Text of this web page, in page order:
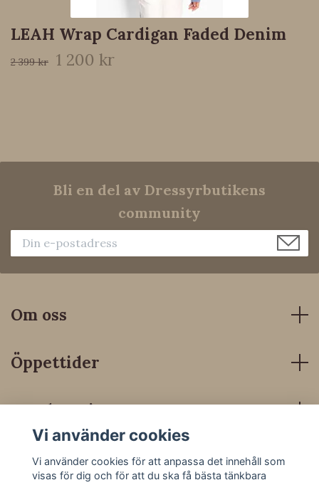
LEAH Wrap Cardigan Faded Denim
2 399 kr 1 200 kr
Bli en del av Dressyrbutikens
community
Om oss
Öppettider
Kundservice
Sociala medier
Vi använder cookies
Vi använder cookies för att anpassa det innehåll som
visas för dig och för att du ska få bästa tänkbara